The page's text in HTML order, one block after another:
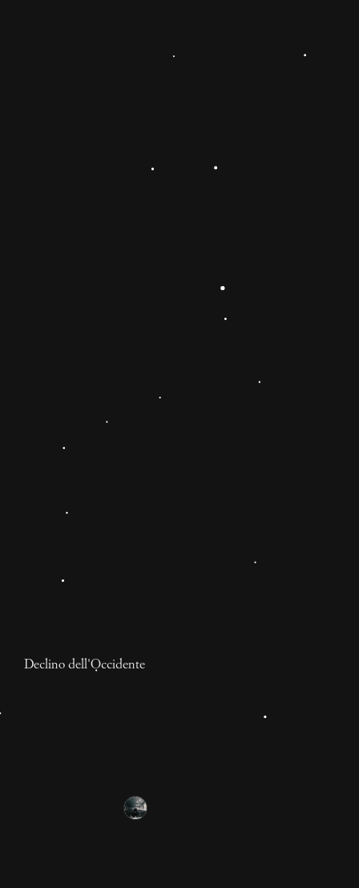
Ti potrebbe interessare
Declino dell'Occidente
più complessità, dove le immagini prevalgono sempre
sui contenuti, le narrazioni sui fatti?